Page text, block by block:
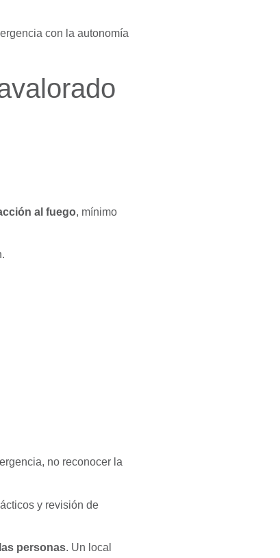
con la autonomía
al fuego, mínimo
no reconocer la
y revisión de
personas. Un local